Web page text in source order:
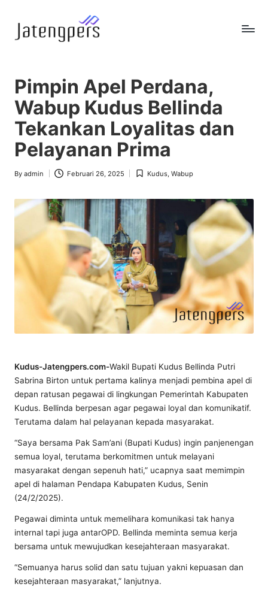
a
t
e
n
g
p
e
r
s
Pemerintah
Pimpin Apel Perdana,
Wabup Kudus Bellinda
Tekankan Loyalitas dan
Pelayanan Prima
Posted
By admin Februari 26, 2025
Posted
Kudus ,Wabup
Kudus-Jatengpers.com-Wakil Bupati Kudus Bellinda Putri
Sabrina Birton untuk pertama kalinya menjadi pembina apel di
depan ratusan pegawai di lingkungan Pemerintah Kabupaten
Kudus. Bellinda berpesan agar pegawai loyal dan komunikatif.
Terutama dalam hal pelayanan kepada masyarakat.
“Saya bersama Pak Sam’ani (Bupati Kudus) ingin panjenengan
semua loyal, terutama berkomitmen untuk melayani
masyarakat dengan sepenuh hati,” ucapnya saat memimpin
apel di halaman Pendapa Kabupaten Kudus, Senin
(24/2/2025).
Pegawai diminta untuk memelihara komunikasi tak hanya
internal tapi juga antarOPD. Bellinda meminta semua kerja
bersama untuk mewujudkan kesejahteraan masyarakat.
“Semuanya harus solid dan satu tujuan yakni kepuasan dan
kesejahteraan masyarakat,” lanjutnya.